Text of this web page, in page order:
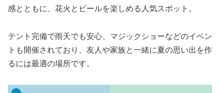
感とともに、花火とビールを楽しめる人気スポット。
テント完備で雨天でも安心、マジックショーなどのイベン
トも開催されており、友人や家族と一緒に夏の思い出を作
るには最適の場所です。